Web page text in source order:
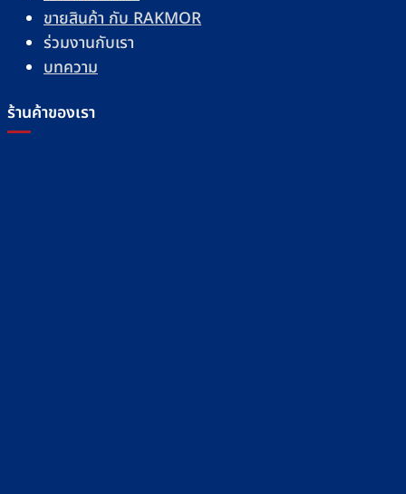
ขายสินค้า กับ RAKMOR
ร่วมงานกับเรา
บทความ
ร้านค้าของเรา